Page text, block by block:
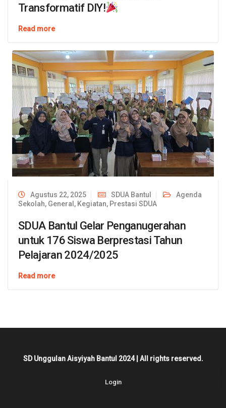
Transformatif DIY!
Read more
Agustus 22, 2025 SDUA Bantul
Agenda
Sekolah, General , Kegiatan, Prestasi SDUA
SDUA Bantul Gelar Penganugerahan
untuk 176 Siswa Berprestasi Tahun
Pelajaran 2024/2025
Read more
SD Unggulan Aisyiyah Bantul 2024 | All rights reserved.
Login